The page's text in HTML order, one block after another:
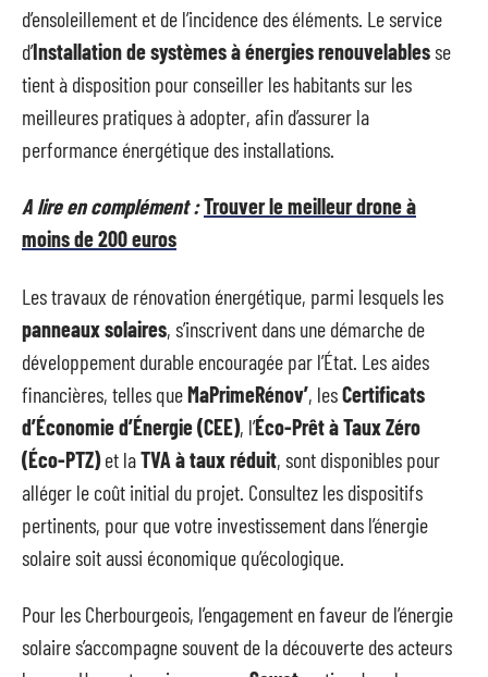
d’ensoleillement et de l’incidence des éléments. Le service
d’Installation de systèmes à énergies renouvelablesse
tient à disposition pour conseiller les habitants sur les
meilleures pratiques à adopter, afin d’assurer la
performance énergétique des installations.
A lire en complément :Trouver le meilleur drone à
moins de 200 euros
Les travaux de rénovation énergétique, parmi lesquels les
panneaux solaires, s’inscrivent dans une démarche de
développement durable encouragée par l’État. Les aides
financières, telles queMaPrimeRénov’, lesCertificats
d’Économie d’Énergie (CEE), l’Éco-Prêt à Taux Zéro
(Éco-PTZ)et laTVA à taux réduit, sont disponibles pour
alléger le coût initial du projet. Consultez les dispositifs
pertinents, pour que votre investissement dans l’énergie
solaire soit aussi économique qu’écologique.
Pour les Cherbourgeois, l’engagement en faveur de l’énergie
solaire s’accompagne souvent de la découverte des acteurs